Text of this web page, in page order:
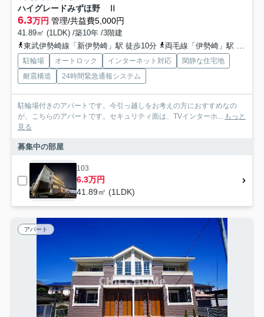
ハイグレードみずほ野 Ⅱ
6.3万円 管理/共益費5,000円
41.89㎡ (1LDK) /築10年 /3階建
東武伊勢崎線「新伊勢崎」駅 徒歩10分
両毛線「伊勢崎」駅 徒歩27分
駐輪場 オートロック インターネット対応
閑静な住宅地
耐震構造
24時間緊急通報システム
駐輪場付きのアパートです。今引っ越しをお考えの方におすすめなの
が、こちらのアパートです。セキュリティ面は、TVインターホ... もっと
見る
募集中の部屋
103
6.3万円
41.89㎡ (1LDK)
アパート